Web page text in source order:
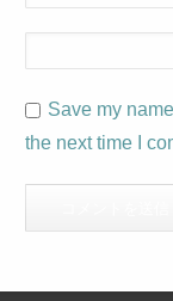
Save my
the next time I